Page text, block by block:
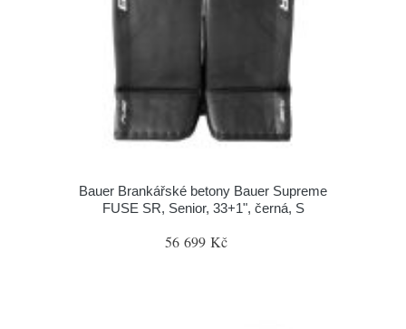
Bauer Brankářské betony Bauer Supreme
FUSE SR, Senior, 33+1", černá, S
56 699 Kč